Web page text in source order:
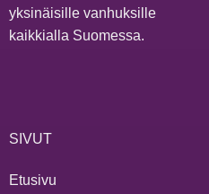
yksinäisille vanhuksille
kaikkialla Suomessa.
SIVUT
Etusivu